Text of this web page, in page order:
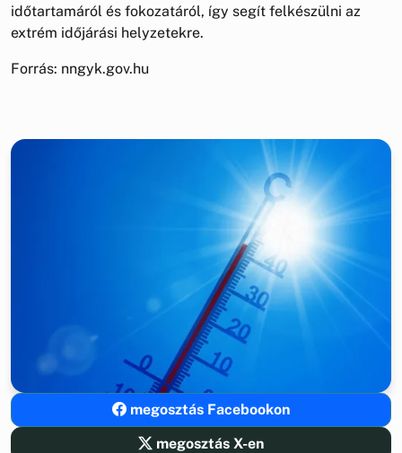
időtartamáról és fokozatáról, így segít felkészülni az
extrém időjárási helyzetekre.
Forrás: nngyk.gov.hu
megosztás Facebookon
megosztás X-en